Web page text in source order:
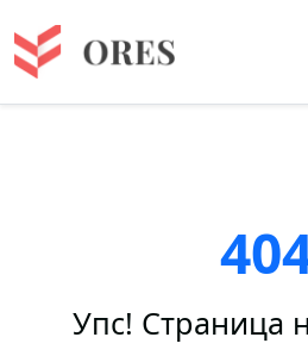
Упс! Страница